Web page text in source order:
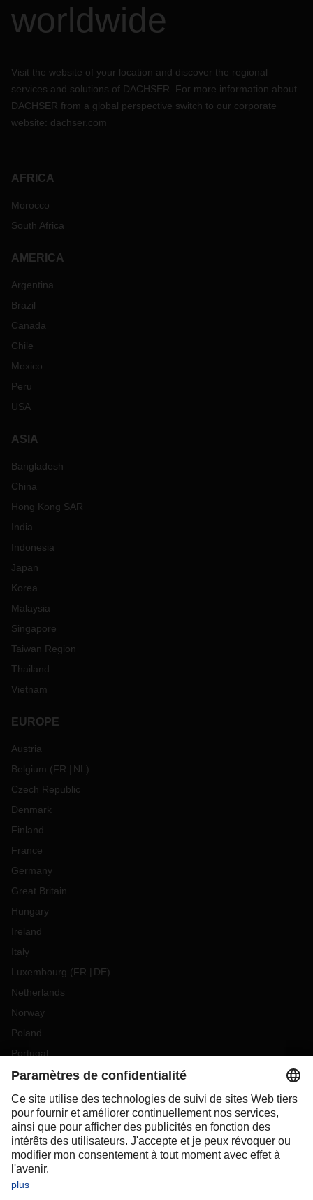
worldwide
Visit the website of your location and discover the regional
services and solutions of DACHSER. For more information about
DACHSER from a global perspective switch to our corporate
website: dachser.com
AFRICA
Morocco
South Africa
AMERICA
Argentina
Brazil
Canada
Chile
Mexico
Peru
USA
ASIA
Bangladesh
China
Hong Kong SAR
India
Indonesia
Japan
Korea
Malaysia
Singapore
Taiwan Region
Thailand
Vietnam
EUROPE
Austria
Belgium (FR NL )
Czech Republic
Denmark
Finland
France
Germany
Great Britain
Hungary
Ireland
Italy
Luxembourg (FR DE)
Netherlands
Norway
Poland
Portugal
Romania
Slovakia
Spain
Sweden
Switzerland(DE FR)
Turkey